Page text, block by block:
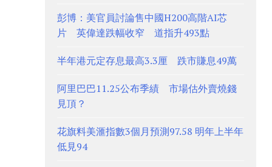
彭博：美官員討論售中國H200高階AI芯
片 英偉達跌幅收窄 道指升493點
半年港元定存息最高3.3厘 跌市賺息49萬
阿里巴巴11.25公布季績 市場估外賣燒錢
見頂？
花旗料美滙指數3個月預測97.58 明年上半年
低見94